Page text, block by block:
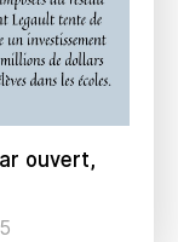
ouvert,